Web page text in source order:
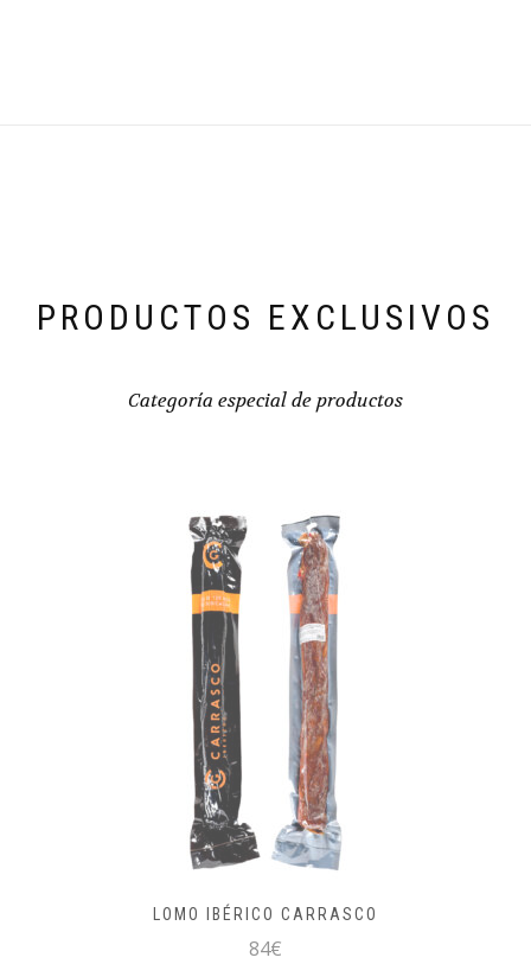
PRODUCTOS EXCLUSIVOS
Categoría especial de productos
LOMO IBÉRICO CARRASCO
84€